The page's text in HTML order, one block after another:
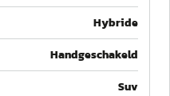
Hybride
Handgeschakeld
Suv